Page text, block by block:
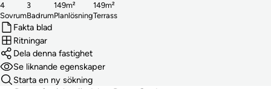
Sovrum
4
Badrum
3
Planlösning
149m²
Terrass
149m²
Fakta blad
Ritningar
Dela denna fastighet
Se liknande egenskaper
Starta en ny sökning